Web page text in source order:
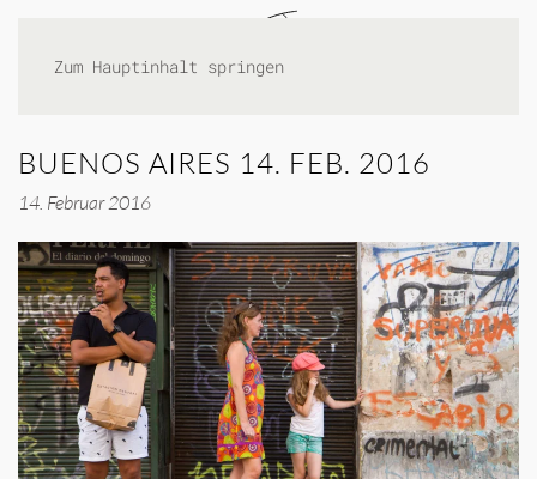
Zum Hauptinhalt springen
BUENOS AIRES 14. FEB. 2016
14. Februar 2016